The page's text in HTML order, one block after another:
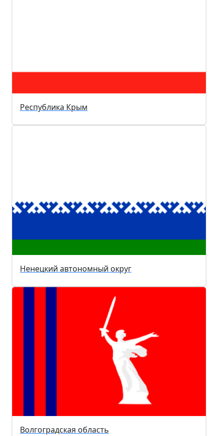
Республика Крым
Ненецкий автономный округ
Волгоградская область